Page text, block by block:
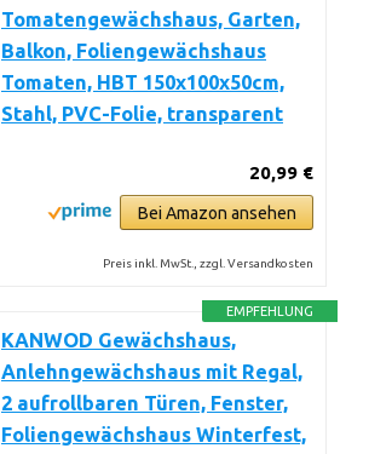
Tomatengewächshaus, Garten,
Balkon, Foliengewächshaus
Tomaten, HBT 150x100x50cm,
Stahl, PVC-Folie, transparent
20,99 €
Bei Amazon ansehen
Preis inkl. MwSt., zzgl. Versandkosten
EMPFEHLUNG
KANWOD Gewächshaus,
Anlehngewächshaus mit Regal,
2 aufrollbaren Türen, Fenster,
Foliengewächshaus Winterfest,